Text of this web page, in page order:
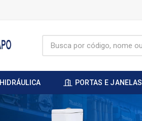
HIDRÁULICA PORTAS E JANELAS